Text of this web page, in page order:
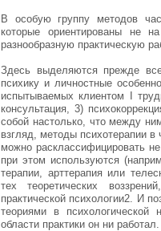
В особую группу методов
которые ориентированы не
разнообразную практическую
Здесь выделяются прежде
психику и личностные
испытываемых клиентом I
консуль­тация, 3)
собой настолько, что между
взгляд, методы психотерапии
можно расклассифицировать
при этом используются
терапии, арттерапия или
тех теорети­ческих
практической психологии2. И
теориями в
области практики он ни ра­ботал.